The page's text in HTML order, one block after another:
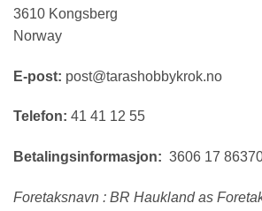
3610 Kongsberg
Norway
E-post: post@tarashobbykrok.no
Telefon: 41 41 12 55
Betalingsinformasjon: 3606 17
Foretaksnavn : BR Haukland as